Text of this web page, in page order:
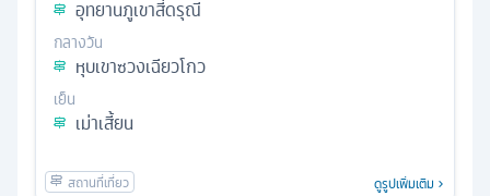
อุทยานภูเขาสี่ดรุณี
กลางวัน
หุบเขาซวงเฉียวโกว
เย็น
เม่าเสี้ยน
ดูรูปเพิ่มเติม